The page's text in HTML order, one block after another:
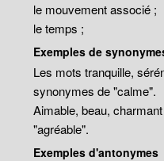
le mouvement associé ;
le temps ;
Exemples de
Les mots tranquille,
synonymes de "calme".
Aimable, beau,
"agréable".
Exemples d'antonymes